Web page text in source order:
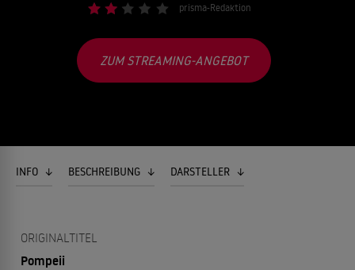
prisma-Redaktion
ZUM STREAMING-ANGEBOT
INFO BESCHREIBUNG DARSTELLER
ORIGINALTITEL
Pompeii